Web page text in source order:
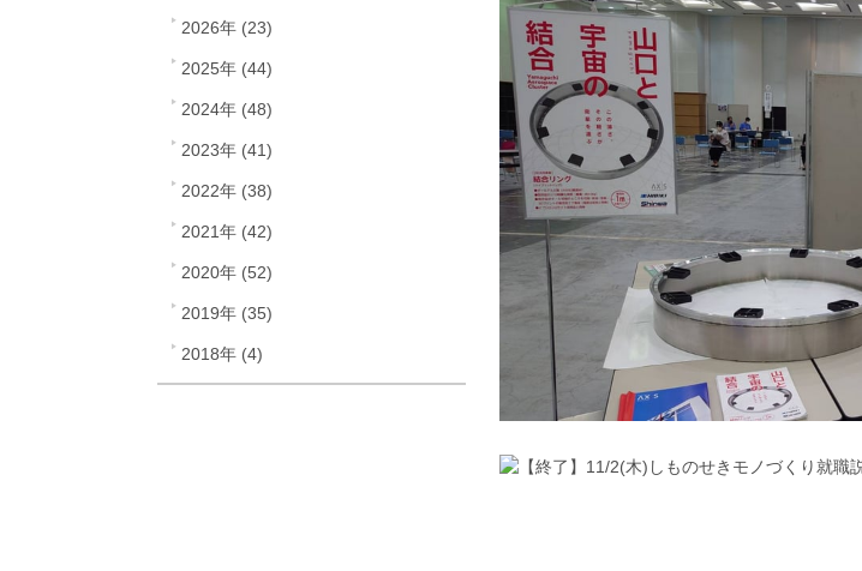
2026年 (23)
2025年 (44)
2024年 (48)
2023年 (41)
2022年 (38)
2021年 (42)
2020年 (52)
2019年 (35)
2018年 (4)